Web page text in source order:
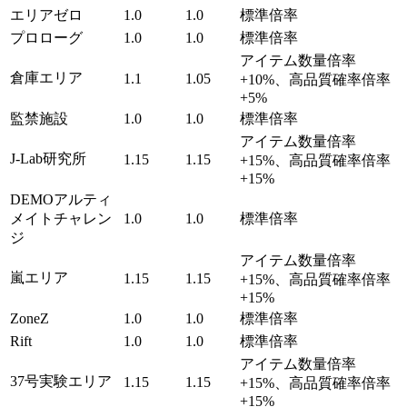
エリアゼロ
1.0 1.0
標準倍率
プロローグ
1.0 1.0 標準倍率
倉庫エリア 1.1 1.05
アイテム数量倍率
+10%、高品質確率倍率
+5%
監禁施設
1.0 1.0 標準倍率
J-Lab研究所 1.15 1.15
アイテム数量倍率
+15%、高品質確率倍率
+15%
DEMOアルティ
メイトチャレン
ジ
1.0 1.0 標準倍率
嵐エリア 1.15 1.15
アイテム数量倍率
+15%、高品質確率倍率
+15%
ZoneZ
1.0 1.0
標準倍率
Rift
1.0 1.0 標準倍率
37号実験エリア 1.15 1.15
アイテム数量倍率
+15%、高品質確率倍率
+15%